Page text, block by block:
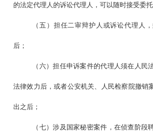
的法定代理人的诉讼代理人，可以随时接受委托
（五）担任二审辩护人或诉讼代理人
后；
（六）担任申诉案件的代理人须在人民
法律效力后，或者公安机关、人民检察院撤销
出之后；
（七）涉及国家秘密案件，在侦查阶段